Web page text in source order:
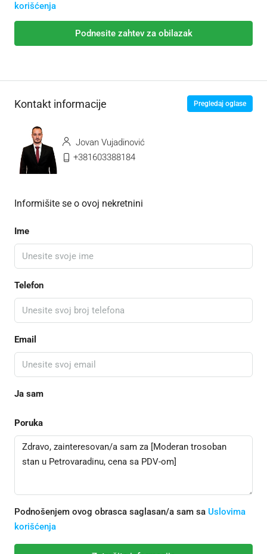
korišćenja
Podnesite zahtev za obilazak
Kontakt informacije Pregledaj oglase
Jovan Vujadinović
+381603388184
Informišite se o ovoj nekretnini
Ime
Telefon
Email
Ja sam
Poruka
Podnošenjem ovog obrasca saglasan/a sam sa Uslovima
korišćenja